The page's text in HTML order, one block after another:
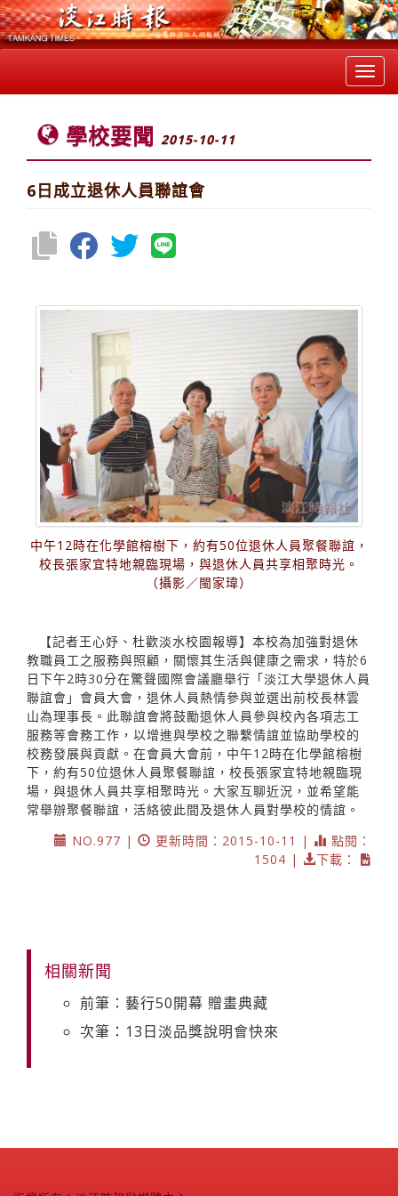
學校要聞 2015-10-11
6日成立退休人員聯誼會
中午12時在化學館榕樹下，約有50位退休人員聚餐聯誼，
校長張家宜特地親臨現場，與退休人員共享相聚時光。
（攝影／閩家瑋）
【記者王心妤、杜歡淡水校園報導】本校為加強對退休
教職員工之服務與照顧，關懷其生活與健康之需求，特於6
日下午2時30分在驚聲國際會議廳舉行「淡江大學退休人員
聯誼會」會員大會，退休人員熱情參與並選出前校長林雲
山為理事長。此聯誼會將鼓勵退休人員參與校內各項志工
服務等會務工作，以增進與學校之聯繫情誼並協助學校的
校務發展與貢獻。在會員大會前，中午12時在化學館榕樹
下，約有50位退休人員聚餐聯誼，校長張家宜特地親臨現
場，與退休人員共享相聚時光。大家互聊近況，並希望能
常舉辦聚餐聯誼，活絡彼此間及退休人員對學校的情誼。
NO.977 |
更新時間：2015-10-11 |
點閱：
1504 |
下載：
相關新聞
前筆：藝行50開幕 贈畫典藏
次筆：13日淡品獎說明會快來